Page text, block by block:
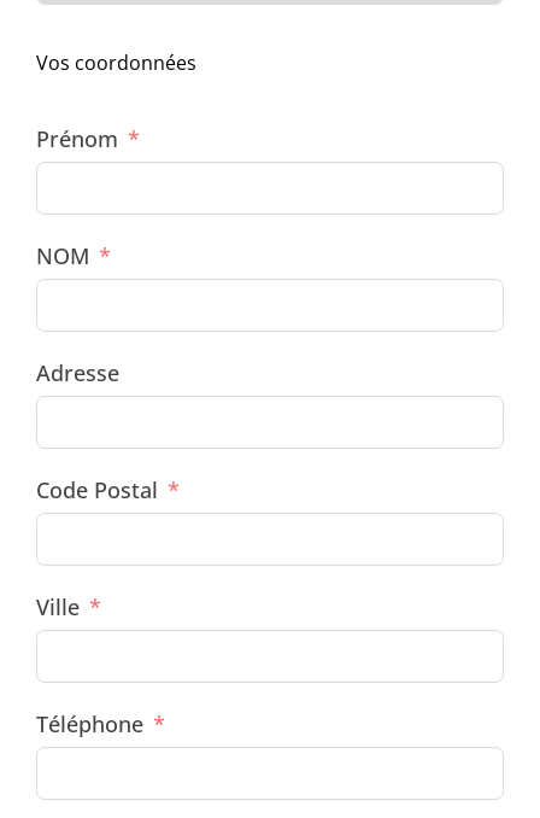
Vos coordonnées
Prénom
NOM
Adresse
Code Postal
Ville
Téléphone